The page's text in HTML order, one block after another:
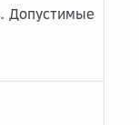
Допустимые